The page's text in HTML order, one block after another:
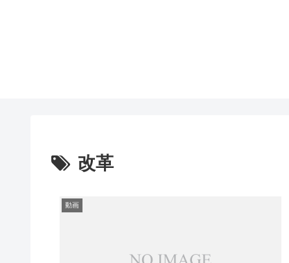
改革
動画